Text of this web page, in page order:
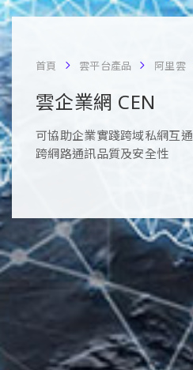
首頁 雲平台產品 阿里雲
雲企業網 CEN
可協助企業實踐跨域私網互
跨網路通訊品質及安全性